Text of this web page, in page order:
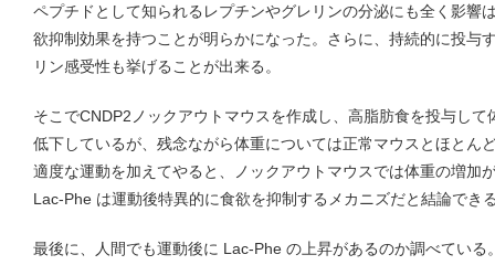
ペプチドとして知られるレプチンやグレリンの分泌にも全く影響
欲抑制効果を持つことが明らかになった。さらに、持続的に投与
リン感受性も挙げることが出来る。
そこでCNDP2ノックアウトマウスを作成し、高脂肪食を投与し
低下しているが、残念ながら体重については正常マウスとほとん
適度な運動を加えてやると、ノックアウトマウスでは体重の増加
Lac-Phe は運動後特異的に食欲を抑制するメカニズだと結論でき
最後に、人間でも運動後に Lac-Phe の上昇があるのか調べてい